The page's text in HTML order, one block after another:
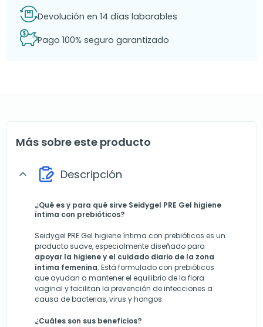
Devolución en 14 días laborables
Pago 100% seguro garantizado
Más sobre este producto
expand_more Descripción
¿Qué es y para qué sirve Seidygel PRE Gel higiene
íntima con prebióticos?
Seidygel PRE Gel higiene íntima con prebióticos es un
producto suave, especialmente diseñado para
apoyar la higiene y el cuidado diario de la zona
íntima femenina. Está formulado con prebióticos
que ayudan a mantener el equilibrio de la flora
vaginal y facilitan la prevención de infecciones a
causa de bacterias, virus y hongos.
¿Cuáles son sus beneficios?